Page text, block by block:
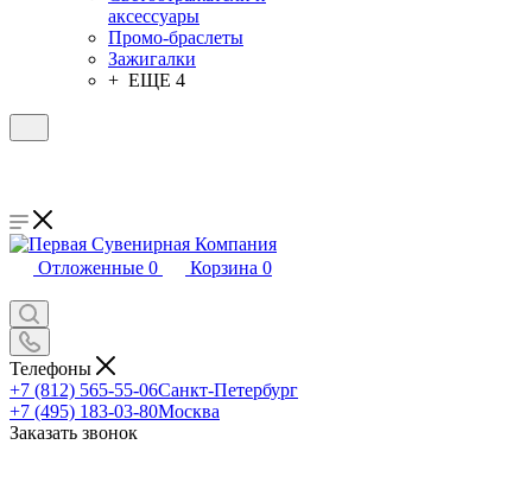
аксессуары
Промо-браслеты
Зажигалки
+ ЕЩЕ 4
Отложенные 0 Корзина 0
Телефоны
+7 (812) 565-55-06Санкт-Петербург
+7 (495) 183-03-80Москва
Заказать звонок